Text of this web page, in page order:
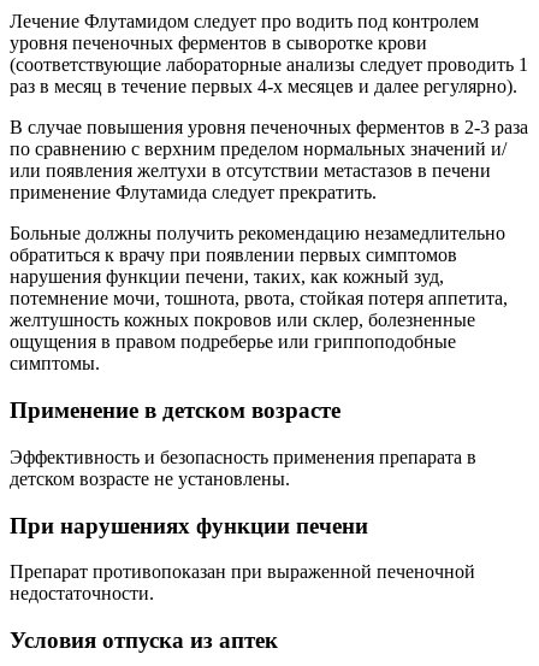
Лечение Флутамидом следует про водить под контролем
уровня печеночных ферментов в сыворотке крови
(соответствующие лабораторные анализы следует проводить 1
раз в месяц в течение первых 4-х месяцев и дaлеe регулярно).
В случае повышения уровня печеночных ферментов в 2-3 раза
по сравнению с верхним пределом нормальных значений и/
или появления желтухи в отсутствии метастазов в печени
применение Флутамида следует прекратить.
Больные должны получить рекомендацию незамедлительно
обратиться к врачу при появлении первых симптомов
нарушения функции печени, таких, как кожный зуд,
потемнение мочи, тошнота, рвота, стойкая потеря аппетита,
желтушность кожных покровов или склер, болезненные
ощущения в правом подреберье или гриппоподобные
симптомы.
Применение в детском возрасте
Эффективность и безопасность применения препарата в
детском возрасте не установлены.
При нарушениях функции печени
Препарат противопоказан при выраженной печеночной
недостаточности.
Условия отпуска из аптек